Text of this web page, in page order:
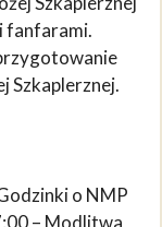
fanfarami.
Szkaplerznej.
o NMP
– Modlitwa